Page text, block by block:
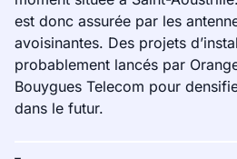
est donc assurée par les
avoisinantes. Des projets
probablement lancés par
Bouygues Telecom pour
dans le futur.